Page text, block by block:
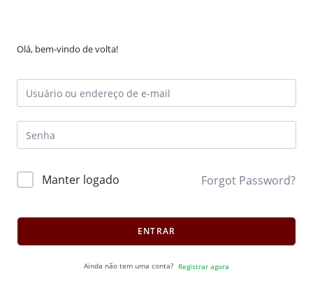
Olá, bem-vindo de volta!
Manter logado Forgot Password?
ENTRAR
Ainda não tem uma conta? Registrar agora